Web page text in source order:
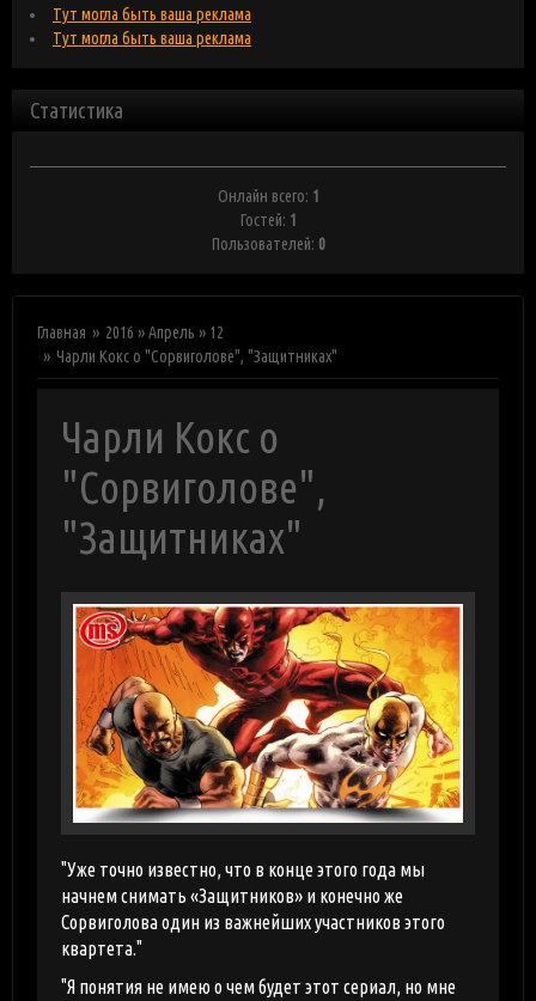
Тут могла быть ваша реклама
Тут могла быть ваша реклама
Статистика
Онлайн всего: 1
Гостей: 1
Пользователей: 0
Главная 2016 »Апрель » 12
Чарли Кокс о "Сорвиголове", "Защитниках"
Чарли Кокс о
"Сорвиголове",
"Защитниках"
"Уже точно известно, что в конце этого года мы
начнем снимать «Защитников» и конечно же
Сорвиголова один из важнейших участников этого
квартета."
"Я понятия не имею о чем будет этот сериал, но мне